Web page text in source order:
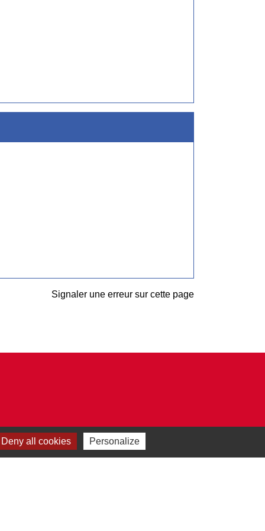
Signaler une erreur sur cette page
Deny all cookies Personalize